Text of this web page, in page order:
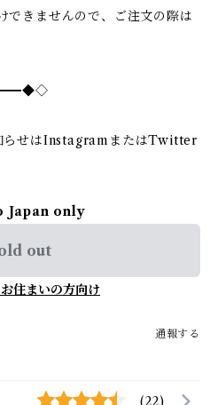
きませんので、ご注文の際は
らせはInstagramまたはTwitter
Japan only
out
住まいの方向け
通報する
(22)